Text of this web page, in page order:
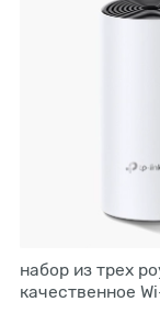
набор из трех
качественное